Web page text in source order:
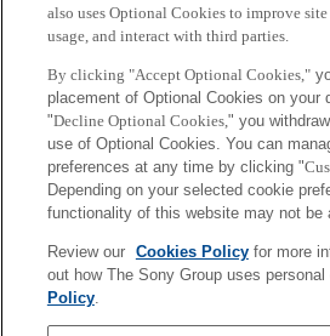
[INFO]
製品の
レクタ
2026年6
More
会社概要 アクセス ご利用条件 プラ
also uses Optional Cookies to improve
usage, and interact with third parties.
By clicking "Accept Optional Cookies,"
placement of Optional Cookies on your
"Decline Optional Cookies," you
use of Optional Cookies. You can
preferences at any time by clicking "
Depending on your selected cookie
functionality of this website may not be
Review our Cookies Policyfor more
out how The Sony Group uses personal
Policy.